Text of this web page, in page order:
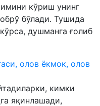
кўриш унинг
бўлади. Тушида
душманга ғолиб
олов ёкмок, олов
кимки
яқинлашади,